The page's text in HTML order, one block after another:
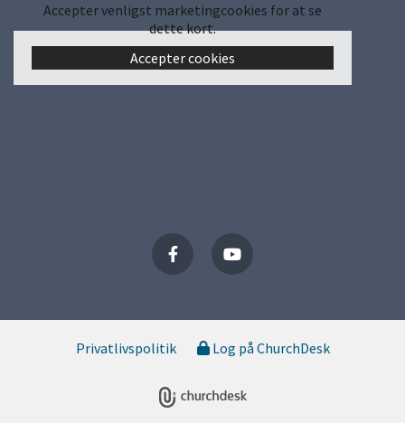
Accepter venligst marketingcookies for at se
dette kort.
Accepter cookies
Privatlivspolitik Log på ChurchDesk